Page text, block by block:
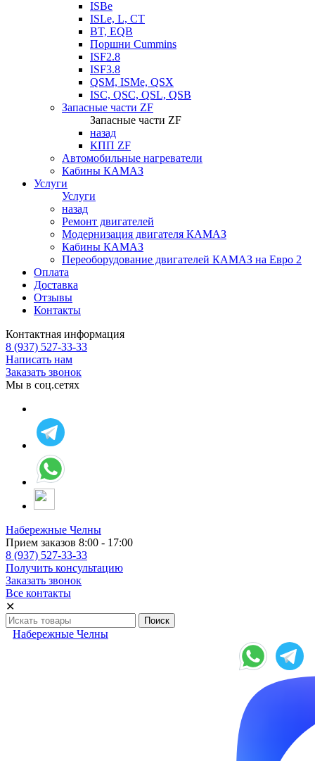
ISBe
ISLe, L, CT
BT, EQB
Поршни Cummins
ISF2.8
ISF3.8
QSM, ISMe, QSX
ISC, QSC, QSL, QSB
Запасные части ZF
Запасные части ZF
назад
КПП ZF
Автомобильные нагреватели
Кабины КАМАЗ
Услуги
Услуги
назад
Ремонт двигателей
Модернизация двигателя КАМАЗ
Кабины КАМАЗ
Переоборудование двигателей КАМАЗ на Евро 2
Оплата
Доставка
Отзывы
Контакты
Контактная информация
8 (937) 527-33-33
Написать нам
Заказать звонок
Мы в соц.сетях
Набережные Челны
Прием заказов 8:00 - 17:00
8 (937) 527-33-33
Получить консультацию
Заказать звонок
Все контакты
✕
Набережные Челны